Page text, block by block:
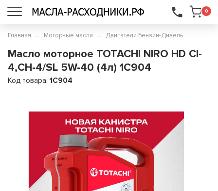
0
...
Главная Моторные масла Двигатели Бензин-Дизель
Масло моторное TOTACHI NIRO HD CI-
4,CH-4/SL 5W-40 (4л) 1C904
Код товара:1C904